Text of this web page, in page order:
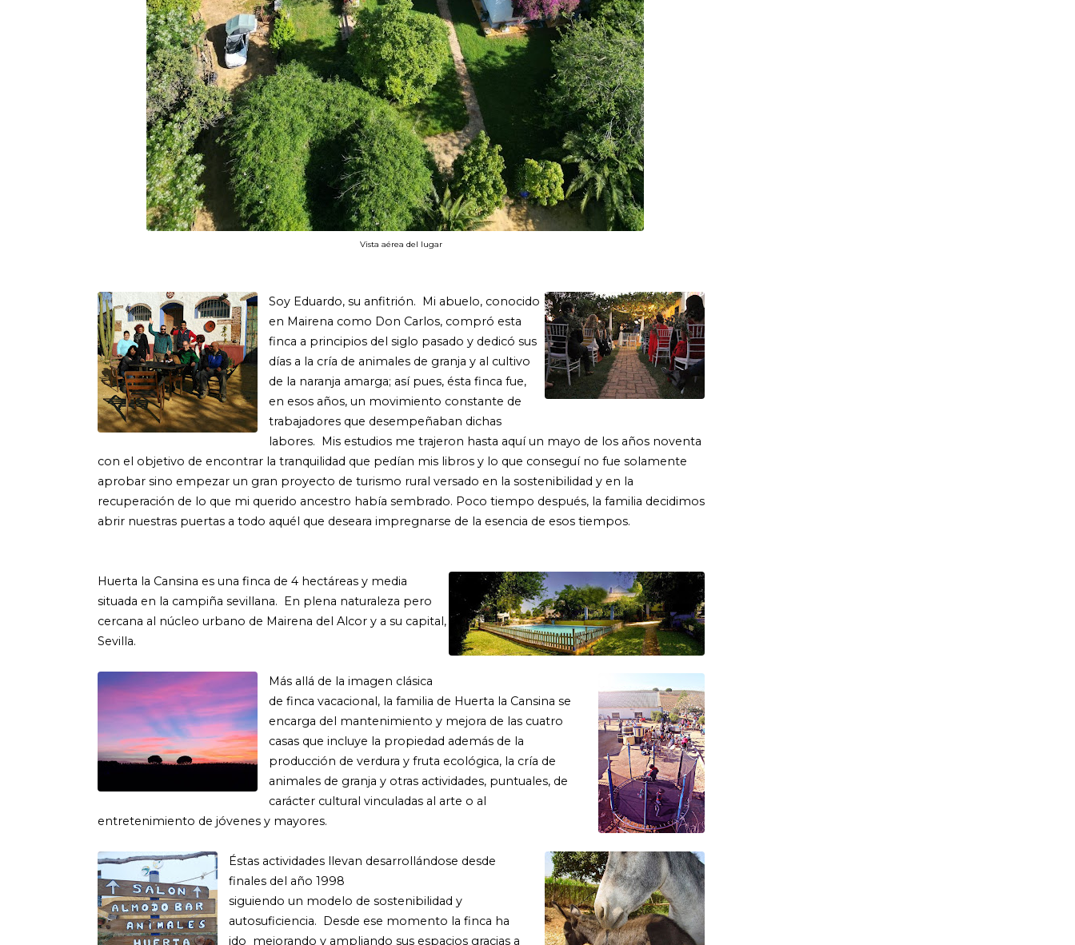
Vista aérea del lugar
Soy Eduardo, su anfitrión. Mi abuelo, conocido
en Mairena como Don Carlos, compró esta
finca a principios del siglo pasado y dedicó sus
días a la cría de animales de granja y al cultivo
de la naranja amarga; así pues, ésta finca fue,
en esos años, un movimiento constante de
trabajadores que desempeñaban dichas
labores. Mis estudios me trajeron hasta aquí un mayo de los años noventa
con el objetivo de encontrar la tranquilidad que pedían mis libros y lo que conseguí no fue solamente
aprobar sino empezar un gran proyecto de turismo rural versado en la sostenibilidad y en la
recuperación de lo que mi querido ancestro había sembrado. Poco tiempo después, la familia decidimos
abrir nuestras puertas a todo aquél que deseara impregnarse de la esencia de esos tiempos.
Huerta la Cansina es una finca de 4 hectáreas y media
situada en la campiña sevillana. En plena naturaleza pero
cercana al núcleo urbano de Mairena del Alcor y a su capital,
Sevilla.
Más allá de la imagen clásica
de finca vacacional, la familia de Huerta la Cansina se
encarga del mantenimiento y mejora de las cuatro
casas que incluye la propiedad además de la
producción de verdura y fruta ecológica, la cría de
animales de granja y otras actividades, puntuales, de
carácter cultural vinculadas al arte o al
entretenimiento de jóvenes y mayores.
Éstas actividades llevan desarrollándose desde
finales del año 1998
siguiendo un modelo de sostenibilidad y
autosuficiencia. Desde ese momento la finca ha
ido mejorando y ampliando sus espacios gracias a